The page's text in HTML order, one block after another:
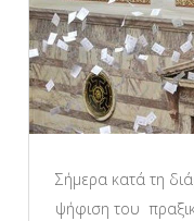
Σήμερα κατά τη
ψήφιση του